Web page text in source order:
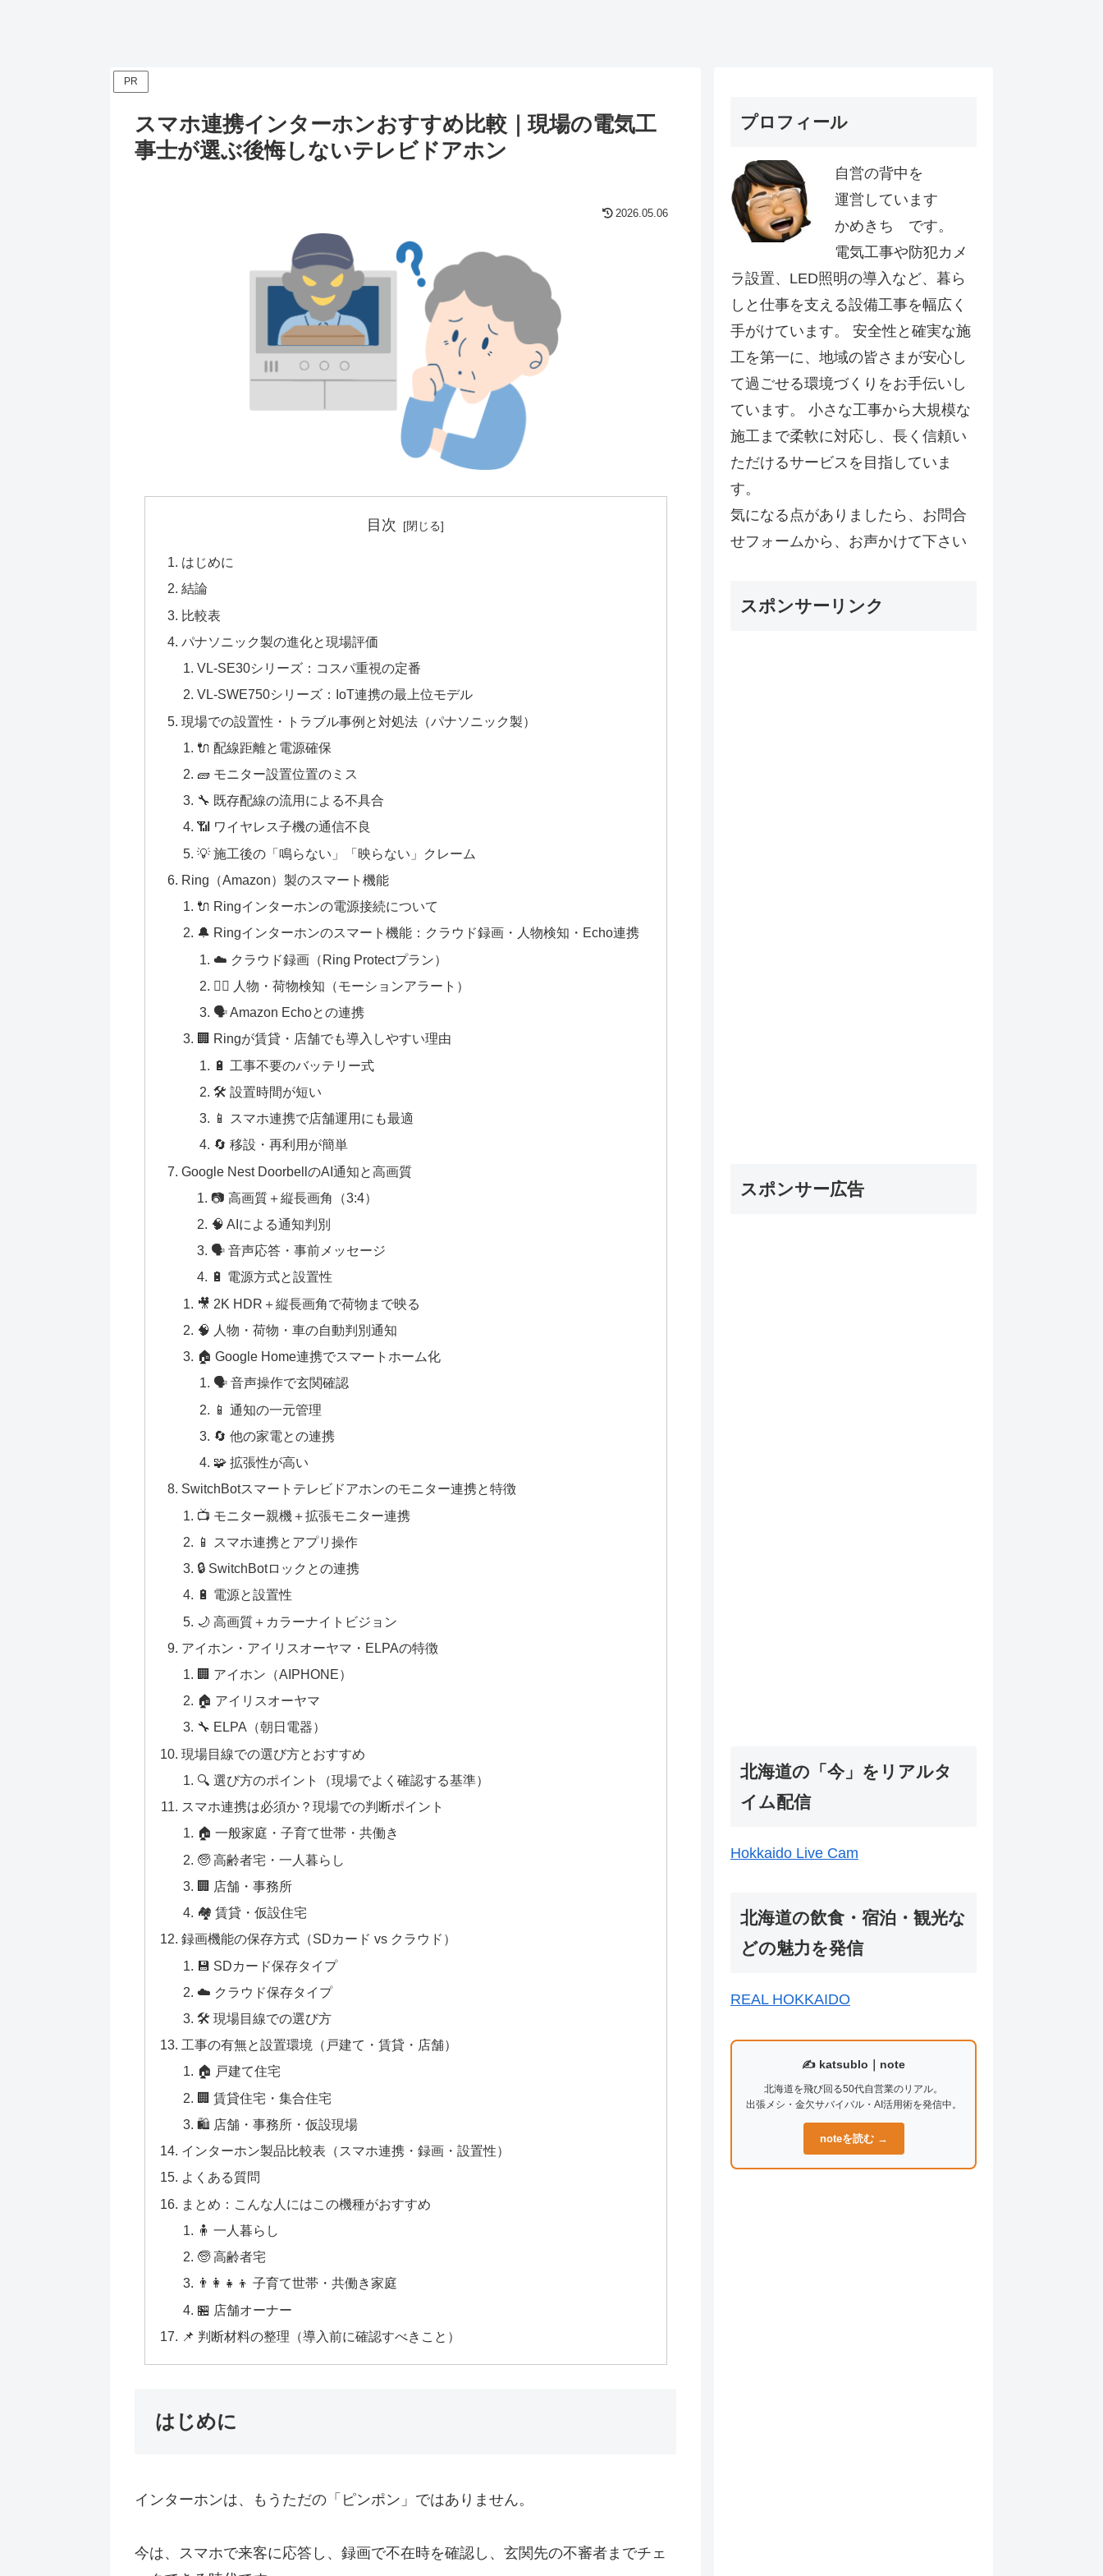
PR
スマホ連携インターホンおすすめ比較｜現場の電気工
事士が選ぶ後悔しないテレビドアホン
2026.05.06
目次
はじめに
結論
比較表
パナソニック製の進化と現場評価
VL-SE30シリーズ：コスパ重視の定番
VL-SWE750シリーズ：IoT連携の最上位モデル
現場での設置性・トラブル事例と対処法（パナソニック製）
🔌 配線距離と電源確保
🧱 モニター設置位置のミス
🔧 既存配線の流用による不具合
📶 ワイヤレス子機の通信不良
💡 施工後の「鳴らない」「映らない」クレーム
Ring（Amazon）製のスマート機能
🔌 Ringインターホンの電源接続について
🔔 Ringインターホンのスマート機能：クラウド録画・人物検知・Echo連携
☁️ クラウド録画（Ring Protectプラン）
🧍‍♂️ 人物・荷物検知（モーションアラート）
🗣️ Amazon Echoとの連携
🏢 Ringが賃貸・店舗でも導入しやすい理由
🔋 工事不要のバッテリー式
🛠 設置時間が短い
📱 スマホ連携で店舗運用にも最適
🔄 移設・再利用が簡単
Google Nest DoorbellのAI通知と高画質
📷 高画質＋縦長画角（3:4）
🧠 AIによる通知判別
🗣️ 音声応答・事前メッセージ
🔋 電源方式と設置性
🎥 2K HDR＋縦長画角で荷物まで映る
🧠 人物・荷物・車の自動判別通知
🏠 Google Home連携でスマートホーム化
🗣️ 音声操作で玄関確認
📱 通知の一元管理
🔄 他の家電との連携
🧩 拡張性が高い
SwitchBotスマートテレビドアホンのモニター連携と特徴
📺 モニター親機＋拡張モニター連携
📱 スマホ連携とアプリ操作
🔒 SwitchBotロックとの連携
🔋 電源と設置性
🌙 高画質＋カラーナイトビジョン
アイホン・アイリスオーヤマ・ELPAの特徴
🏢 アイホン（AIPHONE）
🏠 アイリスオーヤマ
🔧 ELPA（朝日電器）
現場目線での選び方とおすすめ
🔍 選び方のポイント（現場でよく確認する基準）
スマホ連携は必須か？現場での判断ポイント
🏠 一般家庭・子育て世帯・共働き
🧓 高齢者宅・一人暮らし
🏢 店舗・事務所
🏘 賃貸・仮設住宅
録画機能の保存方式（SDカード vs クラウド）
💾 SDカード保存タイプ
☁️ クラウド保存タイプ
🛠 現場目線での選び方
工事の有無と設置環境（戸建て・賃貸・店舗）
🏠 戸建て住宅
🏢 賃貸住宅・集合住宅
🛍 店舗・事務所・仮設現場
インターホン製品比較表（スマホ連携・録画・設置性）
よくある質問
まとめ：こんな人にはこの機種がおすすめ
🧍 一人暮らし
🧓 高齢者宅
👨‍👩‍👧‍👦 子育て世帯・共働き家庭
🏪 店舗オーナー
📌 判断材料の整理（導入前に確認すべきこと）
はじめに
インターホンは、もうただの「ピンポン」ではありません。
今は、スマホで来客に応答し、録画で不在時を確認し、玄関先の不審者までチェ
プロフィール
自営の背中を
運営しています
かめきち です。
電気工事や防犯カメ
ラ設置、LED照明の導入など、暮ら
しと仕事を支える設備工事を幅広く
手がけています。 安全性と確実な施
工を第一に、地域の皆さまが安心し
て過ごせる環境づくりをお手伝いし
ています。 小さな工事から大規模な
施工まで柔軟に対応し、長く信頼い
ただけるサービスを目指していま
す。
気になる点がありましたら、お問合
せフォームから、お声かけて下さい
スポンサーリンク
スポンサー広告
北海道の「今」をリアルタ
イム配信
Hokkaido Live Cam
北海道の飲食・宿泊・観光な
どの魅力を発信
REAL HOKKAIDO
✍️ katsublo｜note
北海道を飛び回る50代自営業のリアル。
出張メシ・金欠サバイバル・AI活用術を発信中。
noteを読む →